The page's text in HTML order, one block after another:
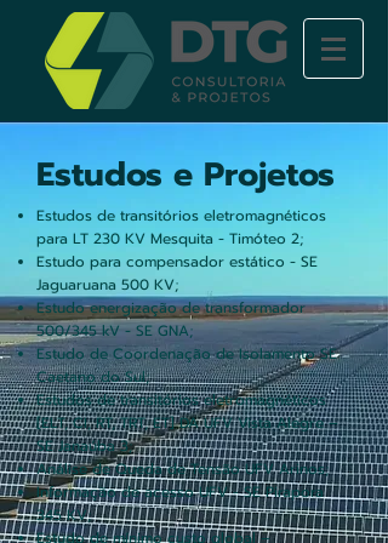
Estudos e Projetos
Estudos de transitórios eletromagnéticos
para LT 230 KV Mesquita - Timóteo 2;​
Estudo para compensador estático - SE
Jaguaruana 500 KV;​​
Estudo energização de transformador
500/345 kV - SE GNA;​​
Estudo de Coordenação de Isolamento SE
Caetano do Sul;
Estudos de transitórios eletromagnéticos
[ELT, CI, RT, TRT, ET] DA UFV Vista Alegre –
SE Janaúba 3​;
Análise de Queda de Tensão UFV Arinos;​​​​
Informação de acesso UFV - SE Pirapora
345 KV;​​
Estudo de mínimo custo global –